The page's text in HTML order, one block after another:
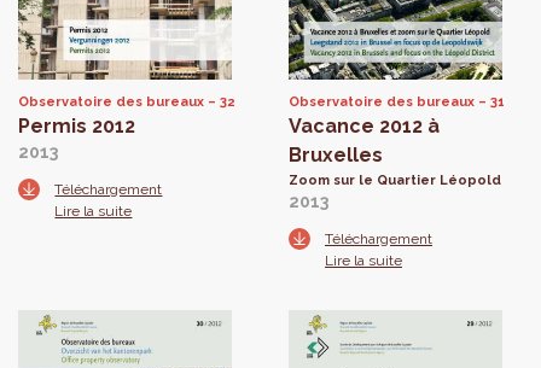
Observatoire des bureaux 32
Permis 2012
2013
Téléchargement
Lire la suite
Observatoire des bureaux 31
Vacance 2012 à
Bruxelles
Zoom sur le Quartier Léopold
2013
Téléchargement
Lire la suite